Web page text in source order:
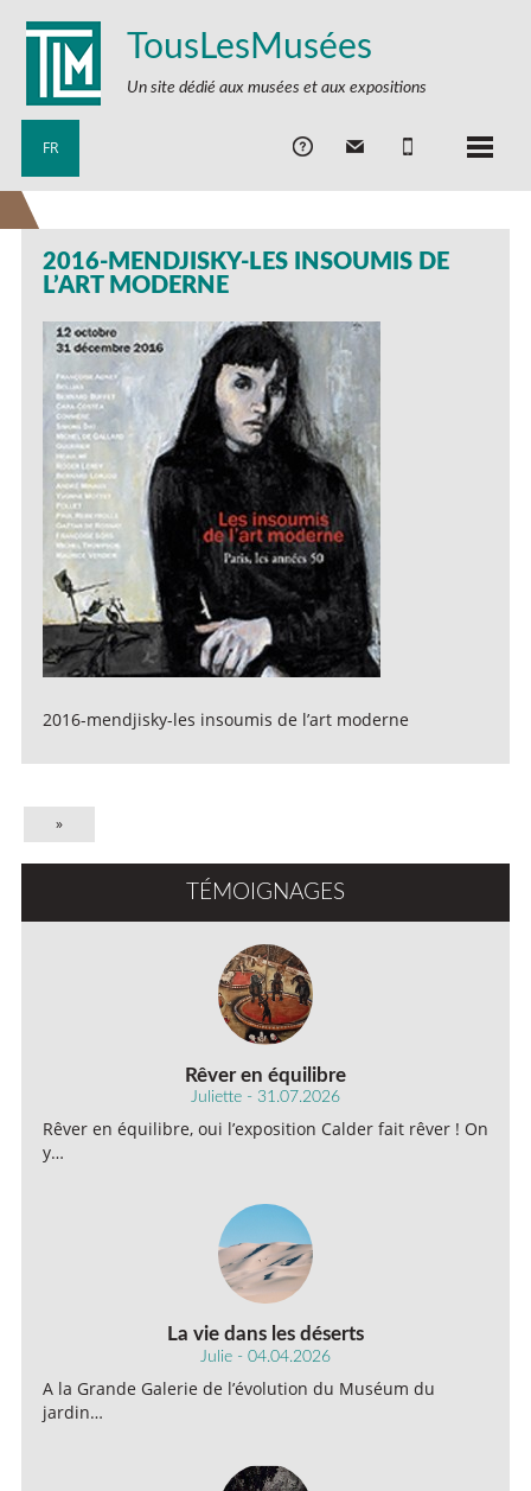
TousLesMusées
Un site dédié aux musées et aux expositions
FR
2016-MENDJISKY-LES INSOUMIS DE
L’ART MODERNE
2016-mendjisky-les insoumis de l’art moderne
»
TÉMOIGNAGES
Rêver en équilibre
Juliette - 31.07.2026
Rêver en équilibre, oui l’exposition Calder fait rêver ! On
y…
La vie dans les déserts
Julie - 04.04.2026
A la Grande Galerie de l’évolution du Muséum du
jardin…